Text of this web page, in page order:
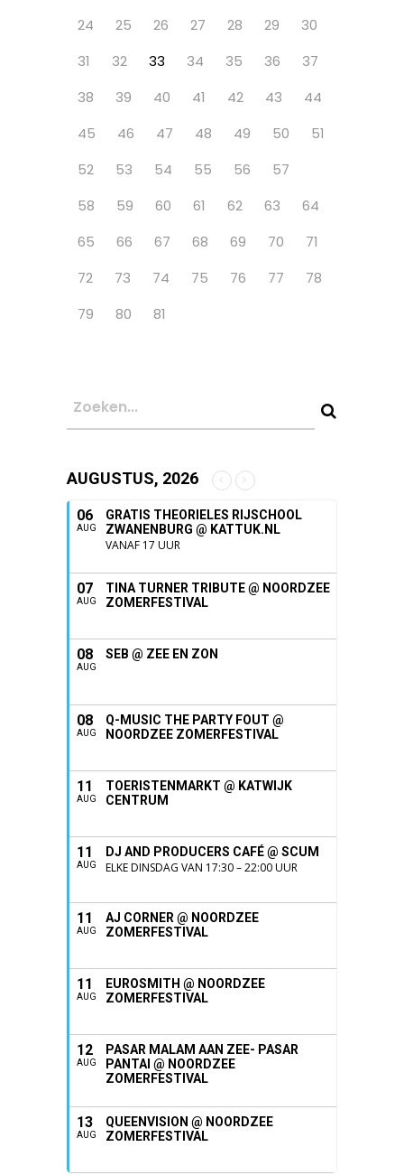
24
25 26 27 28 29
30
31
32 33 34 35 36
37
38
39 40 41 42 43
44
45
46 47 48 49 50
51
52
53 54 55 56
57
58
59 60 61 62 63
64
65
66 67 68 69 70
71
72
73 74 75 76 77
78
79
80 81
AUGUSTUS, 2026
06
AUG
GRATIS THEORIELES RIJSCHOOL
ZWANENBURG @ KATTUK.NL
VANAF 17 UUR
07
AUG
TINA TURNER TRIBUTE @ NOORDZEE
ZOMERFESTIVAL
08
AUG
SEB @ ZEE EN ZON
08
AUG
Q-MUSIC THE PARTY FOUT @
NOORDZEE ZOMERFESTIVAL
11
AUG
TOERISTENMARKT @ KATWIJK
CENTRUM
11
AUG
DJ AND PRODUCERS CAFÉ @ SCUM
ELKE DINSDAG VAN 17:30 – 22:00 UUR
11
AUG
AJ CORNER @ NOORDZEE
ZOMERFESTIVAL
11
AUG
EUROSMITH @ NOORDZEE
ZOMERFESTIVAL
12
AUG
PASAR MALAM AAN ZEE- PASAR
PANTAI @ NOORDZEE
ZOMERFESTIVAL
13
AUG
QUEENVISION @ NOORDZEE
ZOMERFESTIVAL